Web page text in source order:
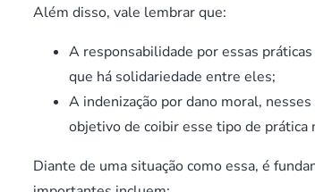
Além disso, vale lembrar que:
A responsabilidade por essas
que há solidariedade entre eles;
A indenização por dano moral,
objetivo de coibir esse tipo de prática
Diante de uma situação como essa, é